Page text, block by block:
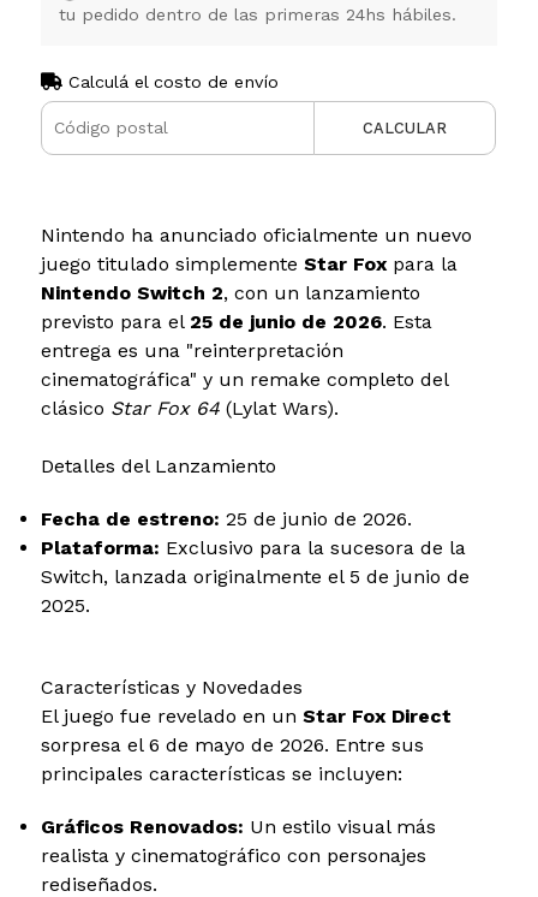
tu pedido dentro de las primeras 24hs hábiles.
Calculá el costo de envío
CALCULAR
Nintendo ha anunciado oficialmente un nuevo
juego titulado simplemente Star Foxpara la
Nintendo Switch 2, con un lanzamiento
previsto para el 25 de junio de 2026. Esta
entrega es una "reinterpretación
cinematográfica" y un remake completo del
clásico Star Fox 64(Lylat Wars).
Detalles del Lanzamiento
Fecha de estreno: 25 de junio de 2026.
Plataforma: Exclusivo para la sucesora de la
Switch, lanzada originalmente el 5 de junio de
2025.
Características y Novedades
El juego fue revelado en un Star Fox Direct
sorpresa el 6 de mayo de 2026. Entre sus
principales características se incluyen:
Gráficos Renovados: Un estilo visual más
realista y cinematográfico con personajes
rediseñados.